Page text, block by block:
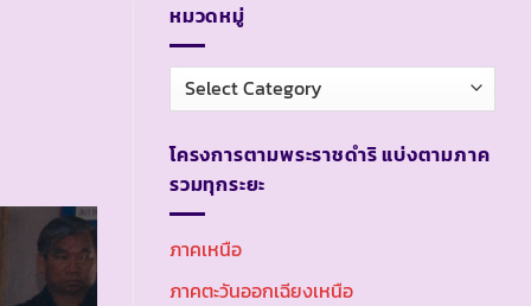
หมวดหมู่
หมวด
หมู่
โครงการตามพระราชดำริ แบ่งตามภาค
รวมทุกระยะ
ภาคเหนือ
ภาคตะวันออกเฉียงเหนือ